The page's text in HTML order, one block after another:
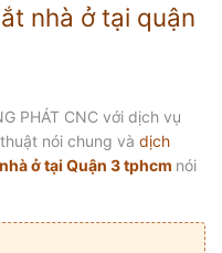
nhà ở tại quận
PHÁT CNC với dịch vụ
nói chung và dịch
ở tại Quận 3 tphcm nói